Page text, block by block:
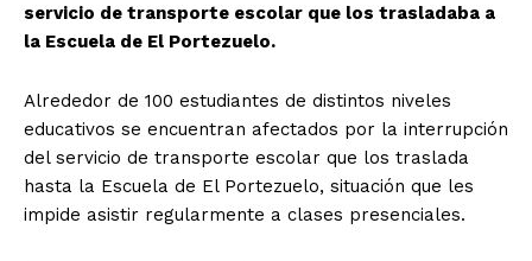
servicio de transporte escolar que los trasladaba a
la Escuela de El Portezuelo.
Alrededor de 100 estudiantes de distintos niveles
educativos se encuentran afectados por la interrupción
del servicio de transporte escolar que los traslada
hasta la Escuela de El Portezuelo, situación que les
impide asistir regularmente a clases presenciales.